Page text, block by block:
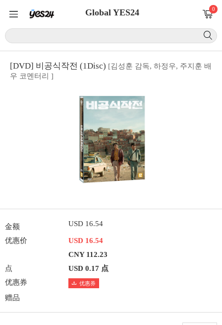
Global YES24 0
[DVD] 비공식작전 (1Disc) [김성훈 감독, 하정우, 주지훈 배
우 코멘터리 ]
金额 USD 16.54
优惠价
USD 16.54
CNY 112.23
点
USD 0.17 点
优惠券
优惠券
赠品